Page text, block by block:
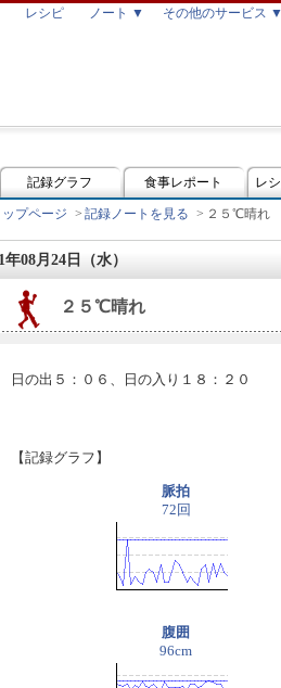
レシピ ノート ▼ その他のサービス ▼
記録グラフ 食事レポート レ
ップページ > 記録ノートを見る > ２５℃晴れ
年08月24日（水）
２５℃晴れ
日の出５：０６、日の入り１８：２０
【記録グラフ】
脈拍
72回
腹囲
96cm